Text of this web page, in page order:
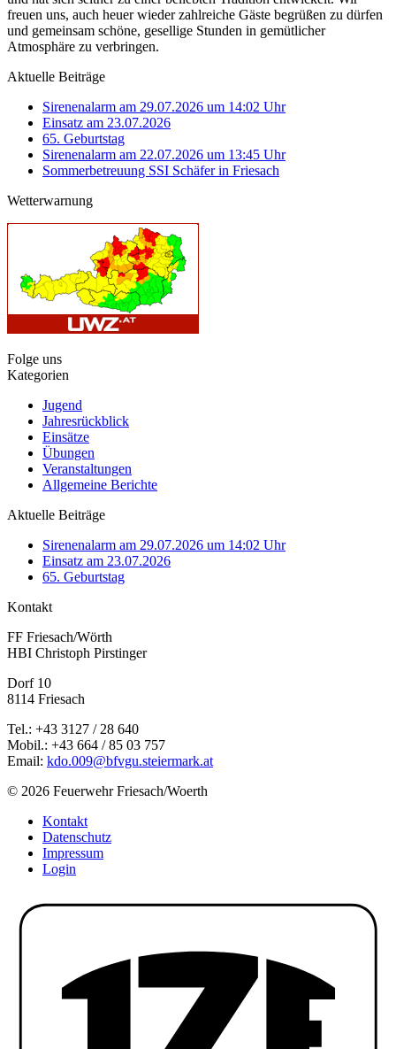
freuen uns, auch heuer wieder zahlreiche Gäste begrüßen zu dürfen
und gemeinsam schöne, gesellige Stunden in gemütlicher
Atmosphäre zu verbringen.
Aktuelle Beiträge
Sirenenalarm am 29.07.2026 um 14:02 Uhr
Einsatz am 23.07.2026
65. Geburtstag
Sirenenalarm am 22.07.2026 um 13:45 Uhr
Sommerbetreuung SSI Schäfer in Friesach
Wetterwarnung
Folge uns
Kategorien
Jugend
Jahresrückblick
Einsätze
Übungen
Veranstaltungen
Allgemeine Berichte
Aktuelle Beiträge
Sirenenalarm am 29.07.2026 um 14:02 Uhr
Einsatz am 23.07.2026
65. Geburtstag
Kontakt
FF Friesach/Wörth
HBI Christoph Pirstinger
Dorf 10
8114 Friesach
Tel.: +43 3127 / 28 640
Mobil.: +43 664 / 85 03 757
Email: kdo.009@bfvgu.steiermark.at
© 2026 Feuerwehr Friesach/Woerth
Kontakt
Datenschutz
Impressum
Login